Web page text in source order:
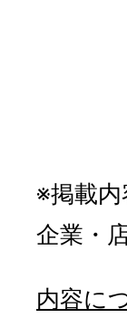
※掲載
企業・
内容に